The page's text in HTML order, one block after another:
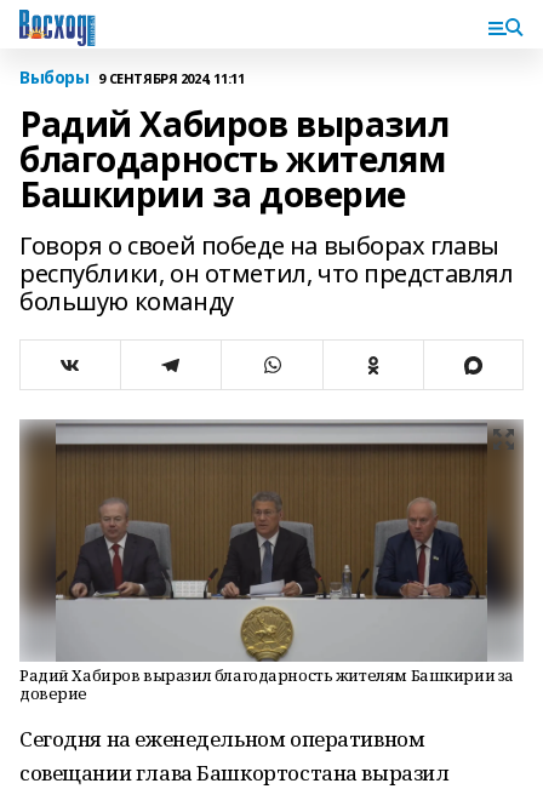
Выборы 9 СЕНТЯБРЯ 2024, 11:11
Радий Хабиров выразил
благодарность жителям
Башкирии за доверие
Говоря о своей победе на выборах главы
республики, он отметил, что представлял
большую команду
Радий Хабиров выразил благодарность жителям Башкирии за
доверие
Сегодня на еженедельном оперативном
совещании глава Башкортостана выразил